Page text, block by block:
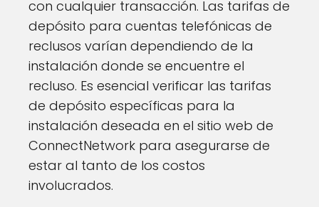
con cualquier transacción. Las tarifas de
depósito para cuentas telefónicas de
reclusos varían dependiendo de la
instalación donde se encuentre el
recluso. Es esencial verificar las tarifas
de depósito específicas para la
instalación deseada en el sitio web de
ConnectNetwork para asegurarse de
estar al tanto de los costos
involucrados.